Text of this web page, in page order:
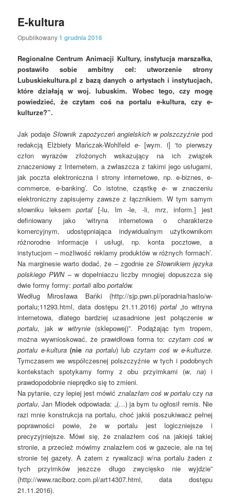
E-kultura
Opublikowany1 grudnia 2016
Regionalne Centrum Animacji Kultury, instytucja marszałka,
postawiło sobie ambitny cel: utworzenie strony
Lubuskiekultura.pl z bazą danych o artystach i instytucjach,
które działają w woj. lubuskim. Wobec tego, czy mogę
powiedzieć, że czytam coś na portalu e-kultura, czy e-
kulturze?”.
Jak podaje Słownik zapożyczeń angielskich w polszczyźnie pod
redakcją Elżbiety Mańczak-Wohlfeld e-[wym. i] ‘to pierwszy
człon wyrazów złożonych wskazujący na ich związek
znaczeniowy z Internetem, a zwłaszcza z takimi jego usługami,
jak poczta elektroniczna i strony internetowe, np. e-biznes, e-
commerce, e-banking’. Co istotne, cząstkęe- w znaczeniu
elektroniczny zapisujemy zawsze z łącznikiem. W tym samym
słowniku leksemportal[-lu, lm -le, -li, mrz, inform.] jest
definiowany jako ‘witryna internetowa o charakterze
komercyjnym, udostępniająca indywidualnym użytkownikom
różnorodne informacje i usługi, np. konta pocztowe, a
instytucjom – możliwość reklamy produktów w różnych formach’.
Na marginesie warto dodać, że – zgodnie ze Słownikiem języka
polskiego PWN– w dopełniaczu liczby mnogiej dopuszcza się
dwie formy formy:portalialboportalów.
Według Mirosława Bańki (http://sjp.pwn.pl/poradnia/haslo/w-
portalu;11293.html, data dostępu 21.11.2016) portal„to witryna
internetowa, dlatego bardziej uzasadnione jest połączenie w
portalu, jak w witrynie(sklepowej)”. Podążając tym tropem,
można wywnioskować, że prawidłowa forma to: czytam coś w
portalu e-kultura (nie na portalu) lub czytam coś w e-kulturze.
Tymczasem we współczesnej polszczyźnie w tych i podobnych
kontekstach spotykamy formy z obu przyimkami (w,na) i
prawdopodobnie nieprędko się to zmieni.
Na pytanie, czy lepiej jest mówićznalazłam coś w portaluczy na
portalu, Jan Miodek odpowiada: „(…) ja bym tu ogłosił remis. Nie
razi mnie konstrukcja na portalu, choć jakiś poszukiwacz pełnej
poprawności powie, że w portalu jest logiczniejsze i
precyzyjniejsze. Mówi się, że znalazłem coś na jakiejś takiej
stronie, a przecież mówimy znalazłem coś w gazecie, ale na tej
stronie tej gazety. A zatem z rywalizacji w/na portalu żaden z
tych przyimków jeszcze długo zwycięsko nie wyjdzie”
(http://www.raciborz.com.pl/art14307.html, data dostępu
21.11.2016).